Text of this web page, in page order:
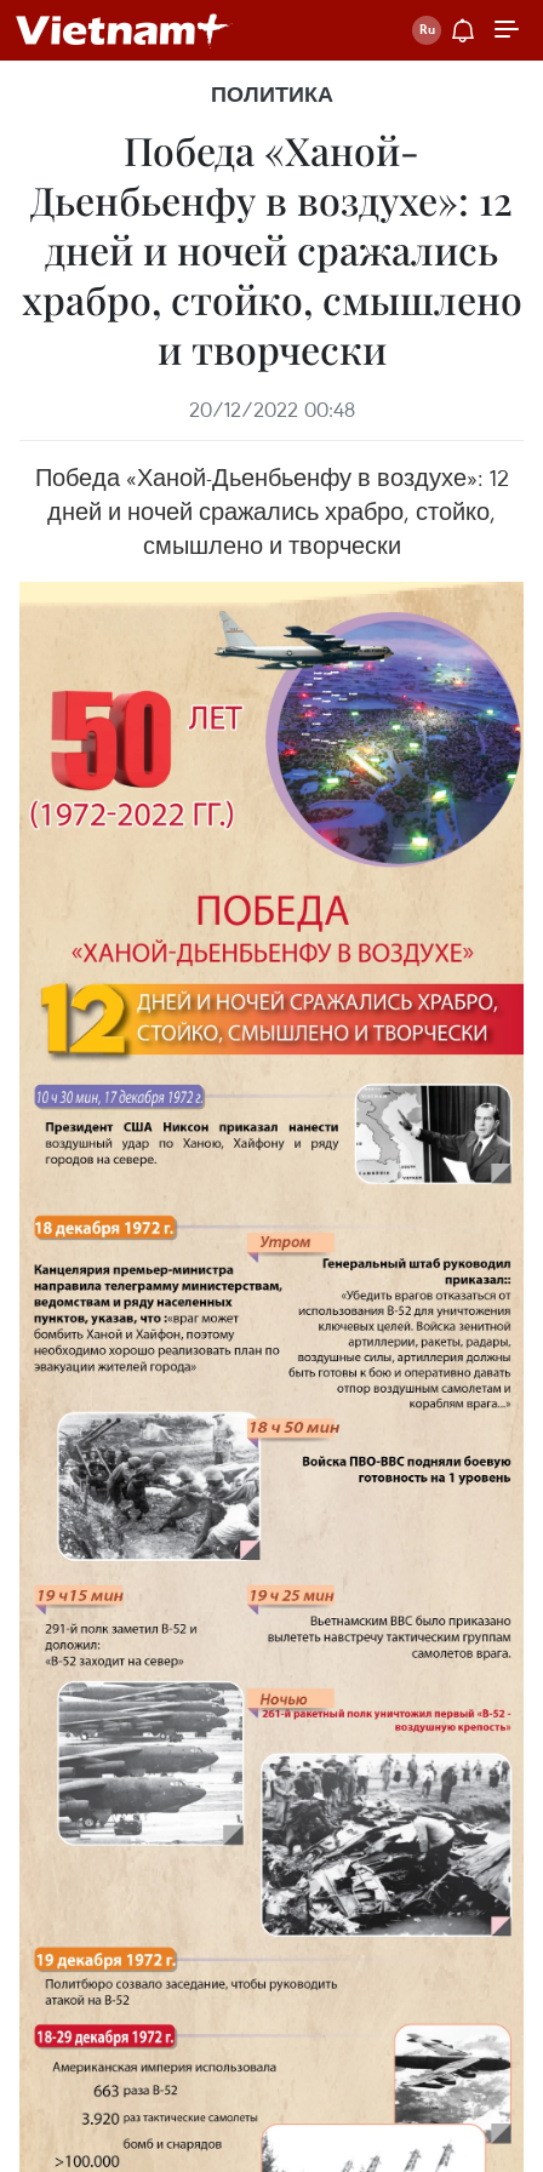
ПОЛИТИКА
Победа «Ханой-
Дьенбьенфу в воздухе»: 12
дней и ночей сражались
храбро, стойко, смышлено
и творчески
20/12/2022 00:48
Победа «Ханой-Дьенбьенфу в воздухе»: 12
дней и ночей сражались храбро, стойко,
смышлено и творчески